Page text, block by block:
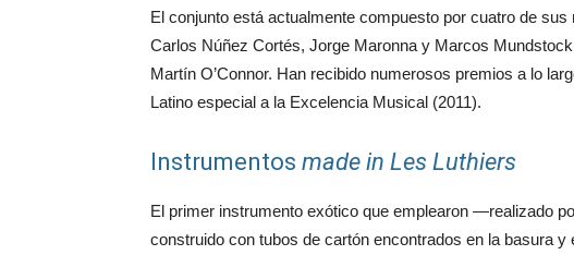
El conjunto está actualmente compuesto por cuatro de
Carlos Núñez Cortés, Jorge Maronna y Marcos
Martín O’Connor. Han recibido numerosos premios a lo
Latino especial a la Excelencia Musical (2011).
Instrumentos made in Les Luthiers
El primer instrumento exótico que emplearon —realizado
construido con tubos de cartón encontrados en la basura y